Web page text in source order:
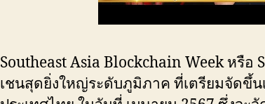
Southeast Asia Blockchain Week หรือ
เชนสุดยิ่งใหญ่ระดับภูมิภาค ที่เตรียมจัดขึ้น